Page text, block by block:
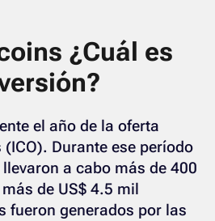
¿Cuál es
el año de la oferta
Durante ese período
a cabo más de 400
de US$ 4.5 mil
fueron generados por las